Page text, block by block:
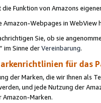
Funktion von Amazons
Amazon-Webpages in WebView
Sie, ob sie
“ im Sinne derVereinbarung.
für das
der Marken, die wir Ihnen als
und jede Nutzung der
Amazon-Marken.